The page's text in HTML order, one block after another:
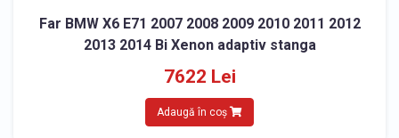
Far BMW X6 E71 2007 2008 2009 2010 2011 2012
2013 2014 Bi Xenon adaptiv stanga
7622 Lei
Adaugă în coș